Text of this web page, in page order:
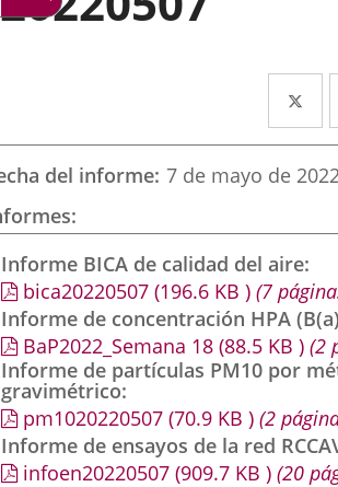
a
una
del informe 7 de mayo de 2022
Informe BICA de calidad del aire
bica20220507 (196.6 KB ) (7
Informe de concentración HPA
BaP2022_Semana 18 (88.5 KB ) (2
Informe de partículas PM10 por
gravimétrico
pm1020220507 (70.9 KB ) (2
Informe de ensayos de la red
infoen20220507 (909.7 KB ) (20